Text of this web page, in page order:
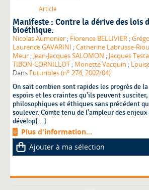
Article
Manifeste : Contre la dérive des lois
bioéthique.
Nicolas Aumonier ; Florence BELLIVIER ;
Laurence GAVARINI ;Catherine Labrusse-Riou
Meur ; Jean-Jacques SALOMON ; Jacques
TIBON-CORNILLOT ; Monette Vacquin ;
Dans Futuribles (n° 274, 2002/04)
On sait combien sont rapides les progrès de
espoirs et les craintes qu'ils peuvent
philosophiques et éthiques sans précédent
soulever. Comte tenu de l'ampleur des enjeux
dévelop[...]
Plus d'information...
Ajouter à ma sélection